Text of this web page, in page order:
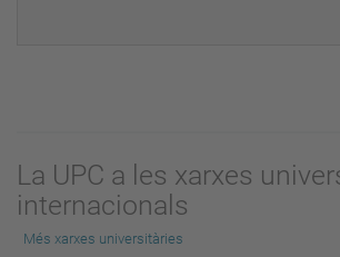
La UPC a les xarxes
internacionals
Més xarxes universitàries